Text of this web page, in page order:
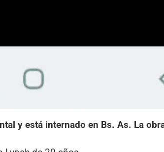
y está internado en Bs. As. La